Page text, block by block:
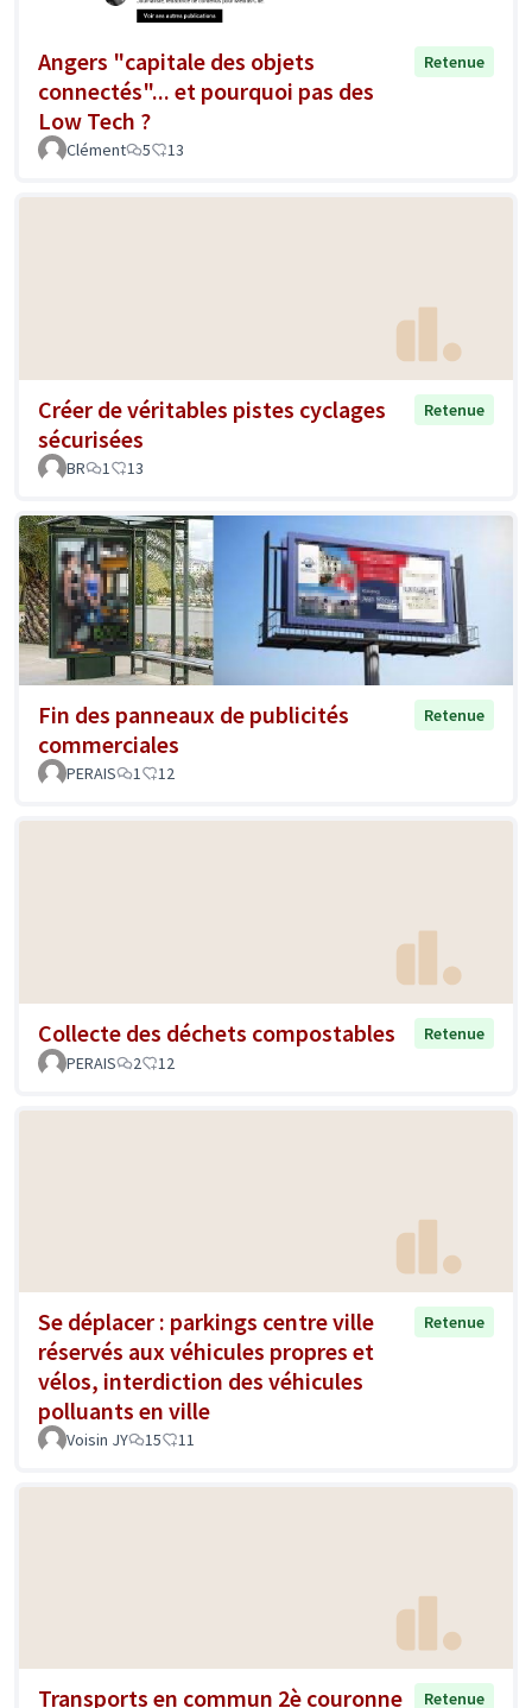
Angers "capitale des objets
connectés"... et pourquoi pas des
Low Tech ?
Retenue
Clément 5 13
Créer de véritables pistes cyclages
sécurisées
Retenue
BR 1 13
Fin des panneaux de publicités
commerciales
Retenue
PERAIS 1 12
Collecte des déchets compostables
Retenue
PERAIS
2 12
Se déplacer : parkings centre ville
réservés aux véhicules propres et
vélos, interdiction des véhicules
polluants en ville
Retenue
Voisin JY 15 11
Transports en commun 2è couronne Retenue